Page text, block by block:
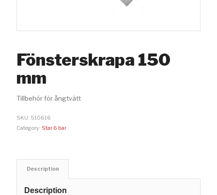
Fönsterskrapa 150
mm
Tillbehör för ångtvätt
SKU: 510616
Category: Star 6 bar
Description
Description